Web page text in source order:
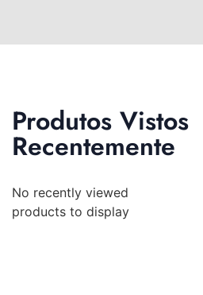
Produtos Vistos
Recentemente
No recently viewed
products to display